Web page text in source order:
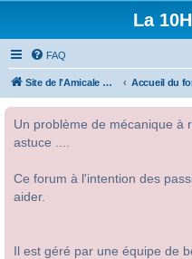
La
FAQ
Site de l'Amicale Citroën 10HP Accueil du
Un problème de mécanique à
astuce ....
Ce forum à l'intention des
aider.
Il est géré par une équipe de